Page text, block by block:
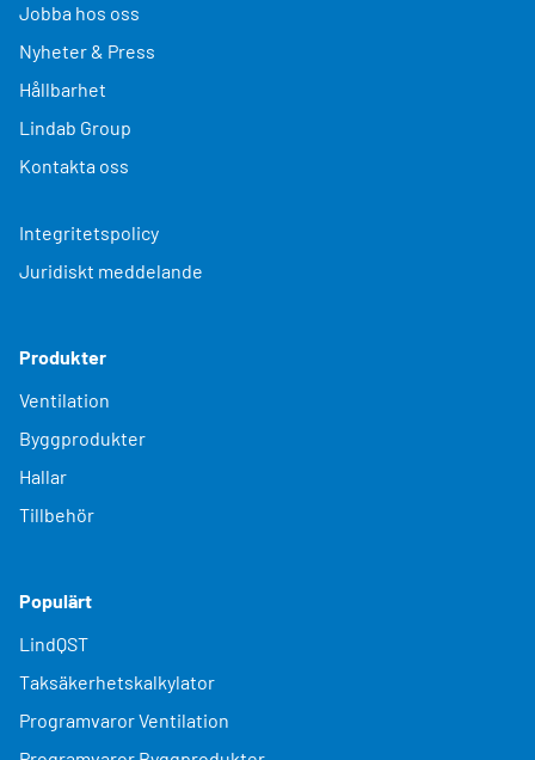
Jobba hos oss
Nyheter & Press
Hållbarhet
Lindab Group
Kontakta oss
Integritetspolicy
Juridiskt meddelande
Produkter
Ventilation
Byggprodukter
Hallar
Tillbehör
Populärt
LindQST
Taksäkerhetskalkylator
Programvaror Ventilation